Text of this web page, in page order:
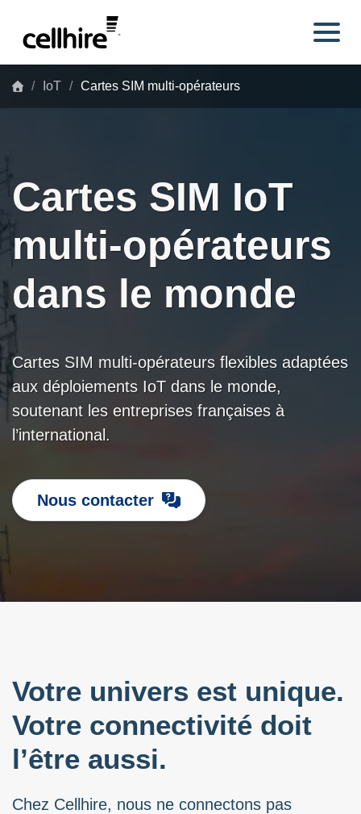
IoT Cartes SIM multi-opérateurs
Cartes SIM IoT
multi-opérateurs
dans le monde
Cartes SIM multi-opérateurs flexibles adaptées
aux déploiements IoT dans le monde,
soutenant les entreprises françaises à
l’international.
Nous contacter
Votre univers est unique.
Votre connectivité doit
l’être aussi.
Chez Cellhire, nous ne connectons pas